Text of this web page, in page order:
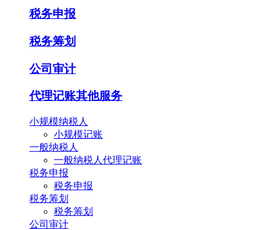
税务申报
税务筹划
公司审计
代理记账其他服务
小规模纳税人
小规模记账
一般纳税人
一般纳税人代理记账
税务申报
税务申报
税务筹划
税务筹划
公司审计